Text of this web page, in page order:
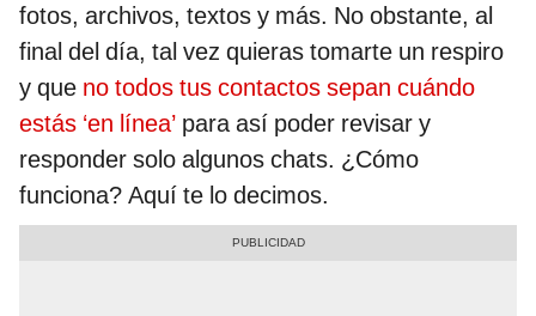
fotos, archivos, textos y más. No obstante, al
final del día, tal vez quieras tomarte un respiro
y que no todos tus contactos sepan cuándo
estás ‘en línea’ para así poder revisar y
responder solo algunos chats. ¿Cómo
funciona? Aquí te lo decimos.